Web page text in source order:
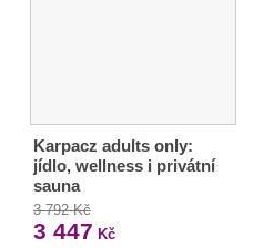
Karpacz adults only:
jídlo, wellness i privátní
sauna
3 792 Kč
3 447 Kč